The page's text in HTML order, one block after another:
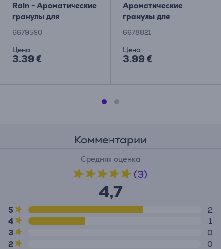
Rain - Ароматические
гранулы для
пылесборника
6679590
Цена:
3.39 €
Ароматические
гранулы для
пылесборника
6678821
Цена:
3.99 €
Комментарии
Средняя оценка
(3)
4,7
5
2
4
1
3
0
2
0